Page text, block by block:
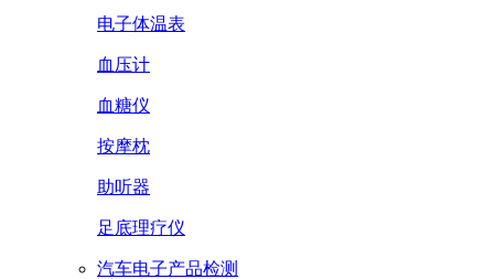
电子体温表
血压计
血糖仪
按摩枕
助听器
足底理疗仪
汽车电子产品检测